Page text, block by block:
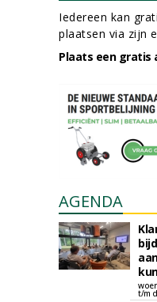
Iedereen kan
plaatsen via zijn
Plaats een gratis
AGENDA
t/m